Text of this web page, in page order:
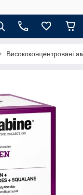
Висококонцентровані